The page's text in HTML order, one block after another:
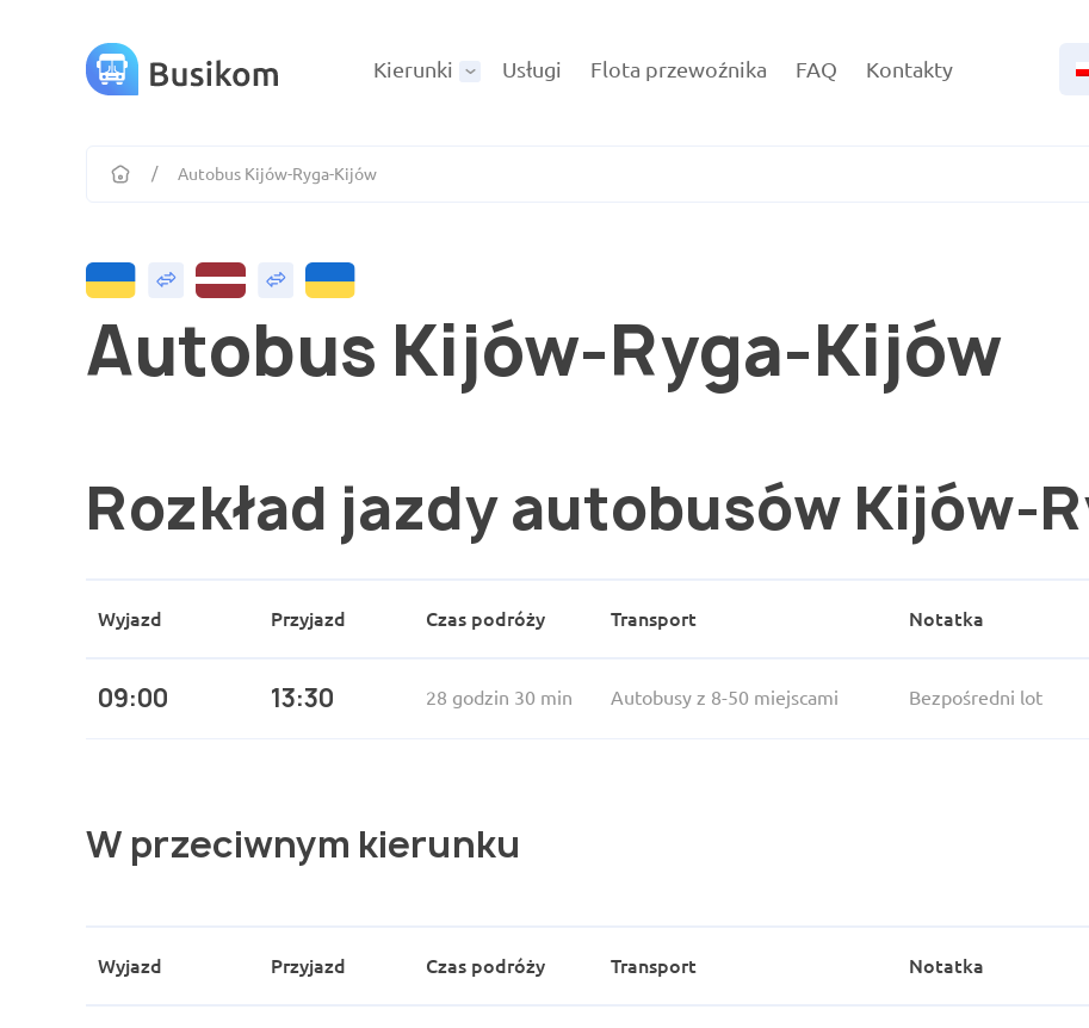
Kierunki Usługi Flota przewoźnika FAQ Kontakty
Autobus Kijów-Ryga-Kijów
Autobus Kijów-Ryga-Kijów
Rozkład jazdy autobusów Kijów-
Wyjazd Przyjazd Czas podróży Transport Notatka
09:00 13:30 28 godzin 30 min Autobusy z 8-50 miejscami Bezpośredni lot
W przeciwnym kierunku
Wyjazd Przyjazd Czas podróży Transport Notatka